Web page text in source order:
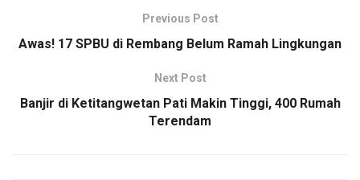
Previous Post
Awas! 17 SPBU di Rembang Belum Ramah Lingkungan
Next Post
Banjir di Ketitangwetan Pati Makin Tinggi, 400 Rumah
Terendam